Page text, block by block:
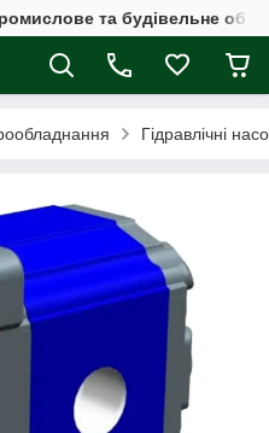
та будівельне
Гідравлічні